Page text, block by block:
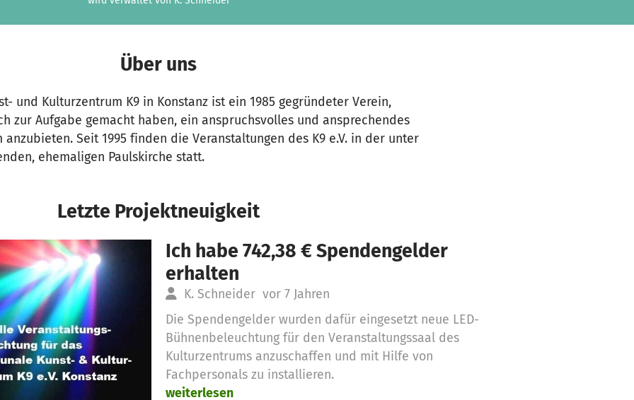
Über uns
und Kulturzentrum K9 in Konstanz ist ein 1985 gegründeter Verein,
zur Aufgabe gemacht haben, ein anspruchsvolles und ansprechendes
anzubieten. Seit 1995 finden die Veranstaltungen des K9 e.V. in der unter
ehemaligen Paulskirche statt.
Letzte Projektneuigkeit
Ich habe 742,38 € Spendengelder
erhalten
K. Schneider vor 7 Jahren
Die Spendengelder wurden dafür eingesetzt neue LED-
Bühnenbeleuchtung für den Veranstaltungssaal des
Kulturzentrums anzuschaffen und mit Hilfe von
Fachpersonals zu installieren.
weiterlesen